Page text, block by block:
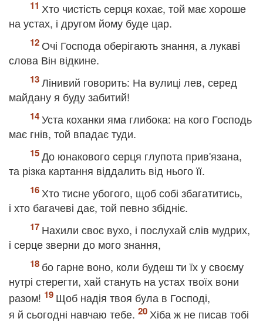
Хто чистість серця кохає, той має хороше
на устах, і другом йому буде цар.
Очі Господа оберігають знання, а лукаві
слова Він відкине.
Лінивий говорить: На вулиці лев, серед
майдану я буду забитий!
Уста коханки яма глибока: на кого Господь
має гнів, той впадає туди.
До юнакового серця глупота прив'язана,
та різка картання віддалить від нього її.
Хто тисне убогого, щоб собі збагатитись,
і хто багачеві дає, той певно збідніє.
Нахили своє вухо, і послухай слів мудрих,
і серце зверни до мого знання,
бо гарне воно, коли будеш ти їх у своєму
нутрі стерегти, хай стануть на устах твоїх вони
разом!
Щоб надія твоя була в Господі,
я й сьогодні навчаю тебе.
Хіба ж не писав тобі